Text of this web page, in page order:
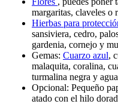
margaritas, claveles o
Hierbas para
sansiviera, cedro,
gardenia, cornejo y
Gemas: Cuarzo azul,
malaquita, coralina,
turmalina negra y
Opcional: Pequeño
atado con el hilo